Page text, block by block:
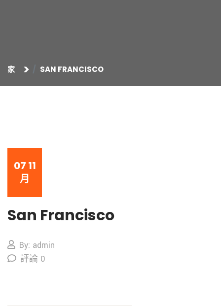
家 SAN FRANCISCO
07 11
月
San Francisco
By: admin
評論 0